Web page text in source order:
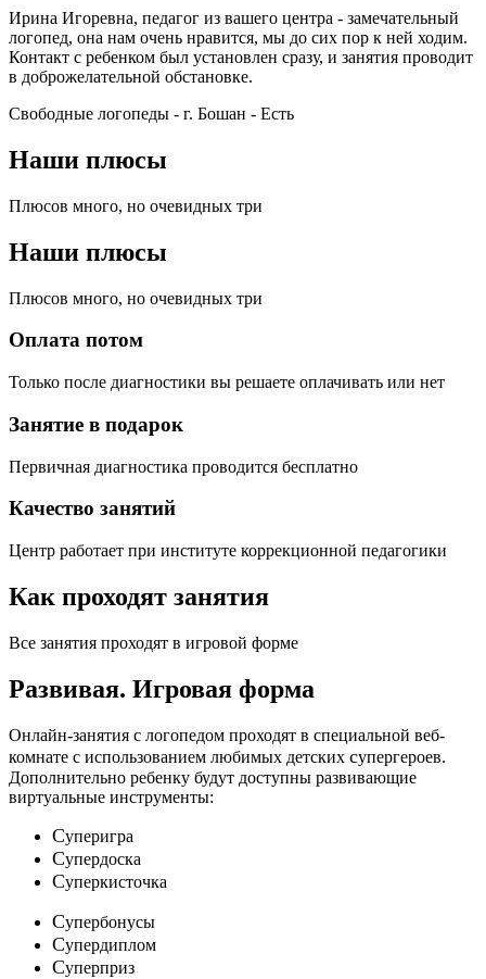
Ирина Игоревна, педагог из вашего центра - замечательный
логопед, она нам очень нравится, мы до сих пор к ней ходим.
Контакт с ребенком был установлен сразу, и занятия проводит
в доброжелательной обстановке.
Свободные логопеды - г. Бошан - Есть
Наши плюсы
Плюсов много, но очевидных три
Наши плюсы
Плюсов много, но очевидных три
Оплата потом
Только после диагностики вы решаете оплачивать или нет
Занятие в подарок
Первичная диагностика проводится бесплатно
Качество занятий
Центр работает при институте коррекционной педагогики
Как проходят занятия
Все занятия проходят в игровой форме
Развивая. Игровая форма
Онлайн-занятия с логопедом проходят в специальной веб-
комнате с использованием любимых детских cупергероев.
Дополнительно ребенку будут доступны развивающие
виртуальные инструменты:
Cуперигра
Cупердоска
Cуперкисточка
Cупербонусы
Cупердиплом
Cуперприз